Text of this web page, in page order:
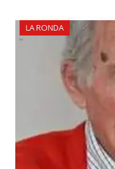
LA RONDA